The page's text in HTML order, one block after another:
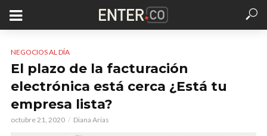
NEGOCIOS AL DÍA
El plazo de la facturación
electrónica está cerca ¿Está tu
empresa lista?
octubre 21, 2020 Diana Arias